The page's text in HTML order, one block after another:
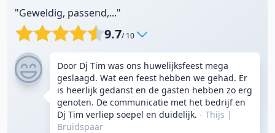
"Geweldig, passend,..."
9.7/ 10
Door Dj Tim was ons huwelijksfeest mega
geslaagd. Wat een feest hebben we gehad. Er
is heerlijk gedanst en de gasten hebben zo erg
genoten. De communicatie met het bedrijf en
Dj Tim verliep soepel en duidelijk. - Thijs |
Bruidspaar